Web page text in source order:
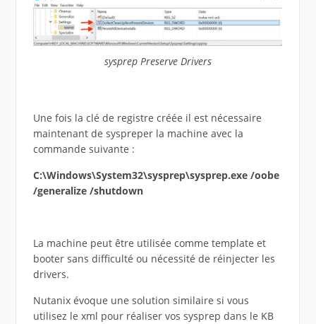
sysprep Preserve Drivers
Une fois la clé de registre créée il est nécessaire
maintenant de syspreper la machine avec la
commande suivante :
C:\Windows\System32\sysprep\sysprep.exe /oobe
/generalize /shutdown
La machine peut être utilisée comme template et
booter sans difficulté ou nécessité de réinjecter les
drivers.
Nutanix évoque une solution similaire si vous
utilisez le xml pour réaliser vos sysprep dans le KB